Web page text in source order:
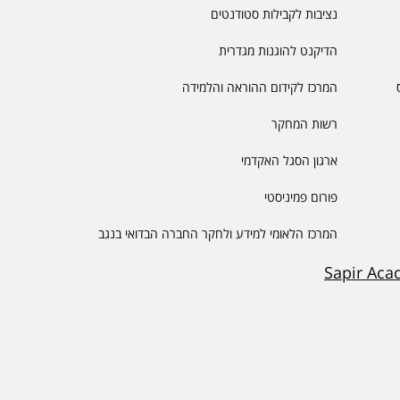
נציבות לקבילות סטודנטים
הדיקנט להוגנות מגדרית
המרכז לקידום ההוראה והלמידה
רשות המחקר
ארגון הסגל האקדמי
פורום פמיניסטי
המרכז הלאומי למידע ולחקר החברה הבדואי בנגב
Sapir